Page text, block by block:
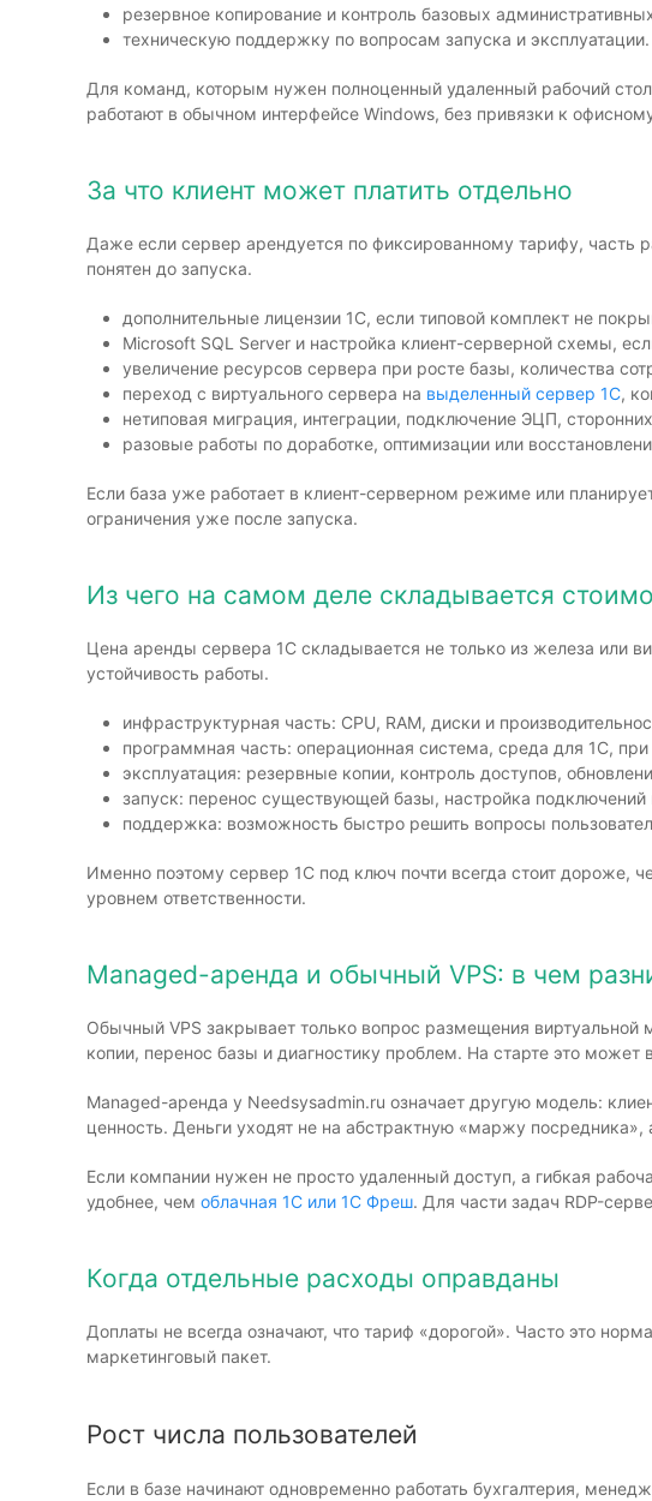
резервное копирование и контроль базовых
техническую поддержку по вопросам запуска и эксплуатации.
Для команд, которым нужен полноценный удаленный рабочий
работают в обычном интерфейсе Windows, без привязки к
За что клиент может платить отдельно
Даже если сервер арендуется по фиксированному тарифу, часть
понятен до запуска.
дополнительные лицензии 1С, если типовой комплект не
Microsoft SQL Server и настройка клиент-серверной схемы,
увеличение ресурсов сервера при росте базы, количества
переход с виртуального сервера на выделенный сервер 1С,
нетиповая миграция, интеграции, подключение ЭЦП,
разовые работы по доработке, оптимизации или
Если база уже работает в клиент-серверном режиме или
ограничения уже после запуска.
Из чего на самом деле складывается
Цена аренды сервера 1С складывается не только из железа или
устойчивость работы.
инфраструктурная часть: CPU, RAM, диски и
программная часть: операционная система, среда для 1С,
эксплуатация: резервные копии, контроль доступов,
запуск: перенос существующей базы, настройка
поддержка: возможность быстро решить вопросы
Именно поэтому сервер 1С под ключ почти всегда стоит дороже,
уровнем ответственности.
Managed-аренда и обычный VPS: в чем
Обычный VPS закрывает только вопрос размещения
копии, перенос базы и диагностику проблем. На старте это
Managed-аренда у Needsysadmin.ru означает другую модель:
ценность. Деньги уходят не на абстрактную «маржу
Если компании нужен не просто удаленный доступ, а гибкая
удобнее, чем облачная 1С или 1С Фреш. Для части задач RDP-
Когда отдельные расходы оправданы
Доплаты не всегда означают, что тариф «дорогой». Часто это
маркетинговый пакет.
Рост числа пользователей
Если в базе начинают одновременно работать бухгалтерия,